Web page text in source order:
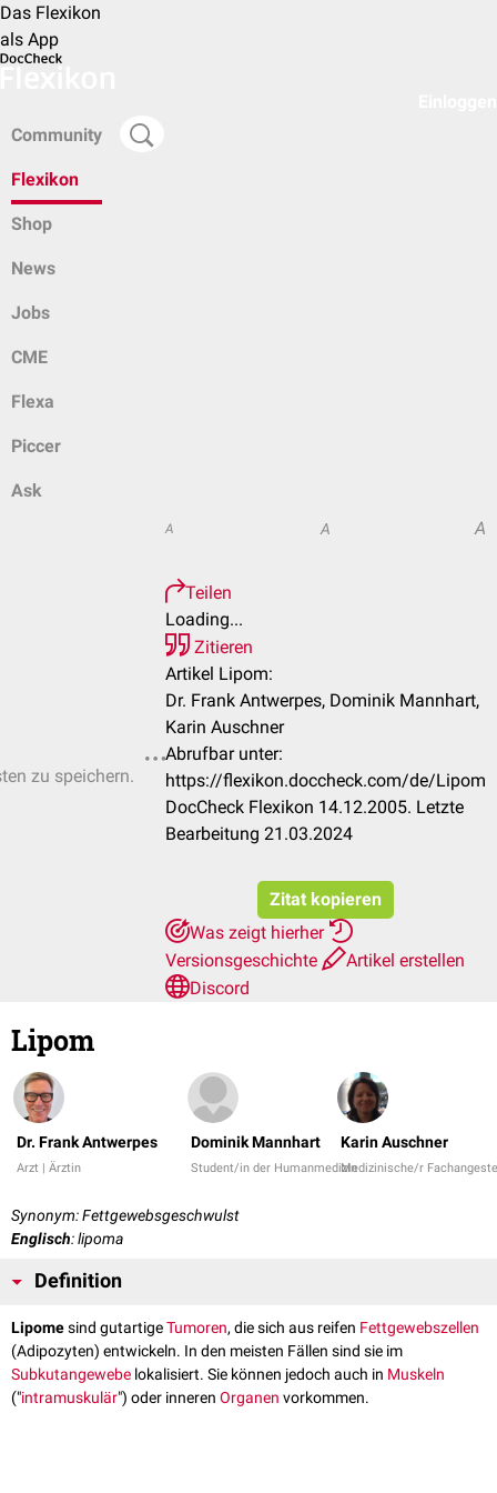
Das Flexikon
als App
Community
Flexikon
Shop
News
Jobs
CME
Flexa
Piccer
Ask
zu speichern.
A A A
Teilen
Loading...
Zitieren
Artikel Lipom:
Dr. Frank Antwerpes, Dominik Mannhart,
Karin Auschner
Abrufbar unter:
https://flexikon.doccheck.com/de/Lipom
DocCheck Flexikon 14.12.2005. Letzte
Bearbeitung 21.03.2024
Zitat kopieren
Was zeigt hierher
Versionsgeschichte
Artikel erstellen
Discord
Lipom
Dr. Frank Antwerpes
Arzt | Ärztin
Dominik Mannhart
Student/in der Humanmedizin
Karin Auschner
Medizinische/r
Synonym: Fettgewebsgeschwulst
Englisch: lipoma
Definition
Lipomesind gutartigeTumoren, die sich aus reifen Fettgewebszellen
(Adipozyten) entwickeln. In den meisten Fällen sind sie im
Subkutangewebe lokalisiert. Sie können jedoch auch in Muskeln
("intramuskulär") oder inneren Organen vorkommen.